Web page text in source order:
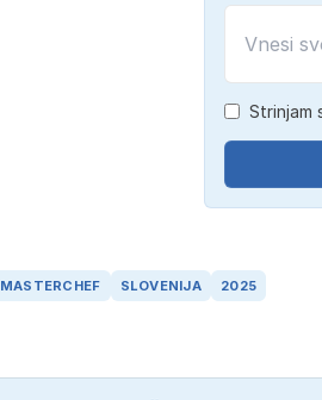
Strinjam
MASTERCHEF SLOVENIJA 2025